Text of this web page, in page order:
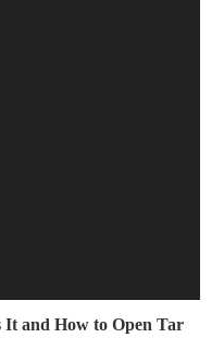
and How to Open Tar